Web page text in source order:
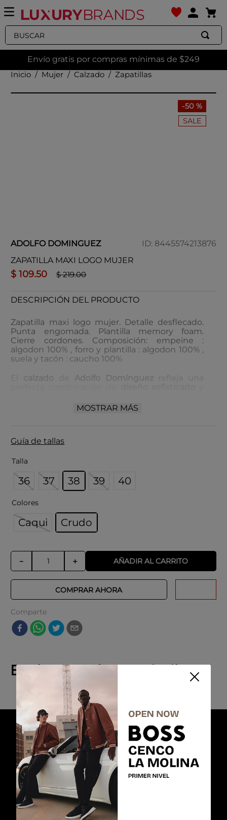
Buscar
Envío gratis por compras mínimas de $249
Mujer
Calzado Zapatillas
-50 %
SALE
ADOLFO DOMINGUEZ ID: 8445574213876
ZAPATILLA MAXI LOGO MUJER
$ 109.50 $ 219.00
DESCRIPCIÓN DEL PRODUCTO
Zapatilla maxi logo mujer. Detalle desflecado.
Punta engomada. Plantilla memory foam.
Cierre cordones. Composición: empeine :
algodon 100% , forro y plantilla : algodon 100% ,
suela y tacón : caucho 100%
El
calzado Adolfo Domínguezrefleja una
detalle inigualable
Cuidado:
su acabado y textura.
Evitar el contacto prolongado con agua
para preservar la integridad del material.
para mantener su forma y evitar rayaduras.
MOSTRAR MÁS
Guía de tallas
Talla
36 37 38 39 40
Colores
Caqui Crudo
＋
－ AÑADIR AL CARRITO
COMPRAR AHORA
Comparte
Explora productos similares